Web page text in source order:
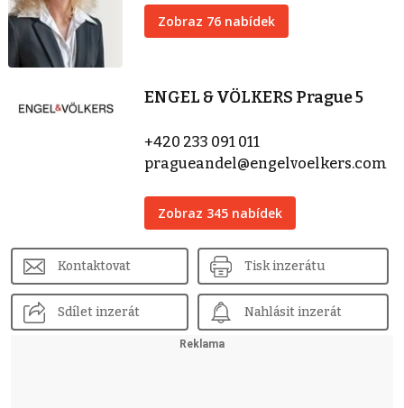
Zobraz 76 nabídek
ENGEL & VÖLKERS Prague 5
+420 233 091 011
pragueandel@engelvoelkers.com
Zobraz 345 nabídek
Kontaktovat Tisk inzerátu
Sdílet inzerát Nahlásit inzerát